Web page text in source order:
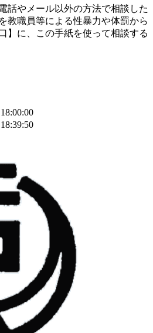
話やメール以外の方法で相談した
教職員等による性暴力や体罰から
】に、この手紙を使って相談する